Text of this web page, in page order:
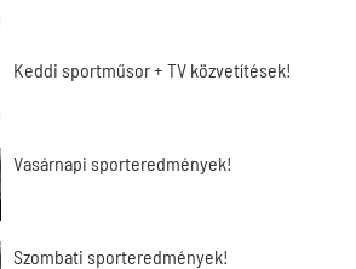
Keddi sportműsor + TV közvetítések!
Vasárnapi sporteredmények!
Szombati sporteredmények!